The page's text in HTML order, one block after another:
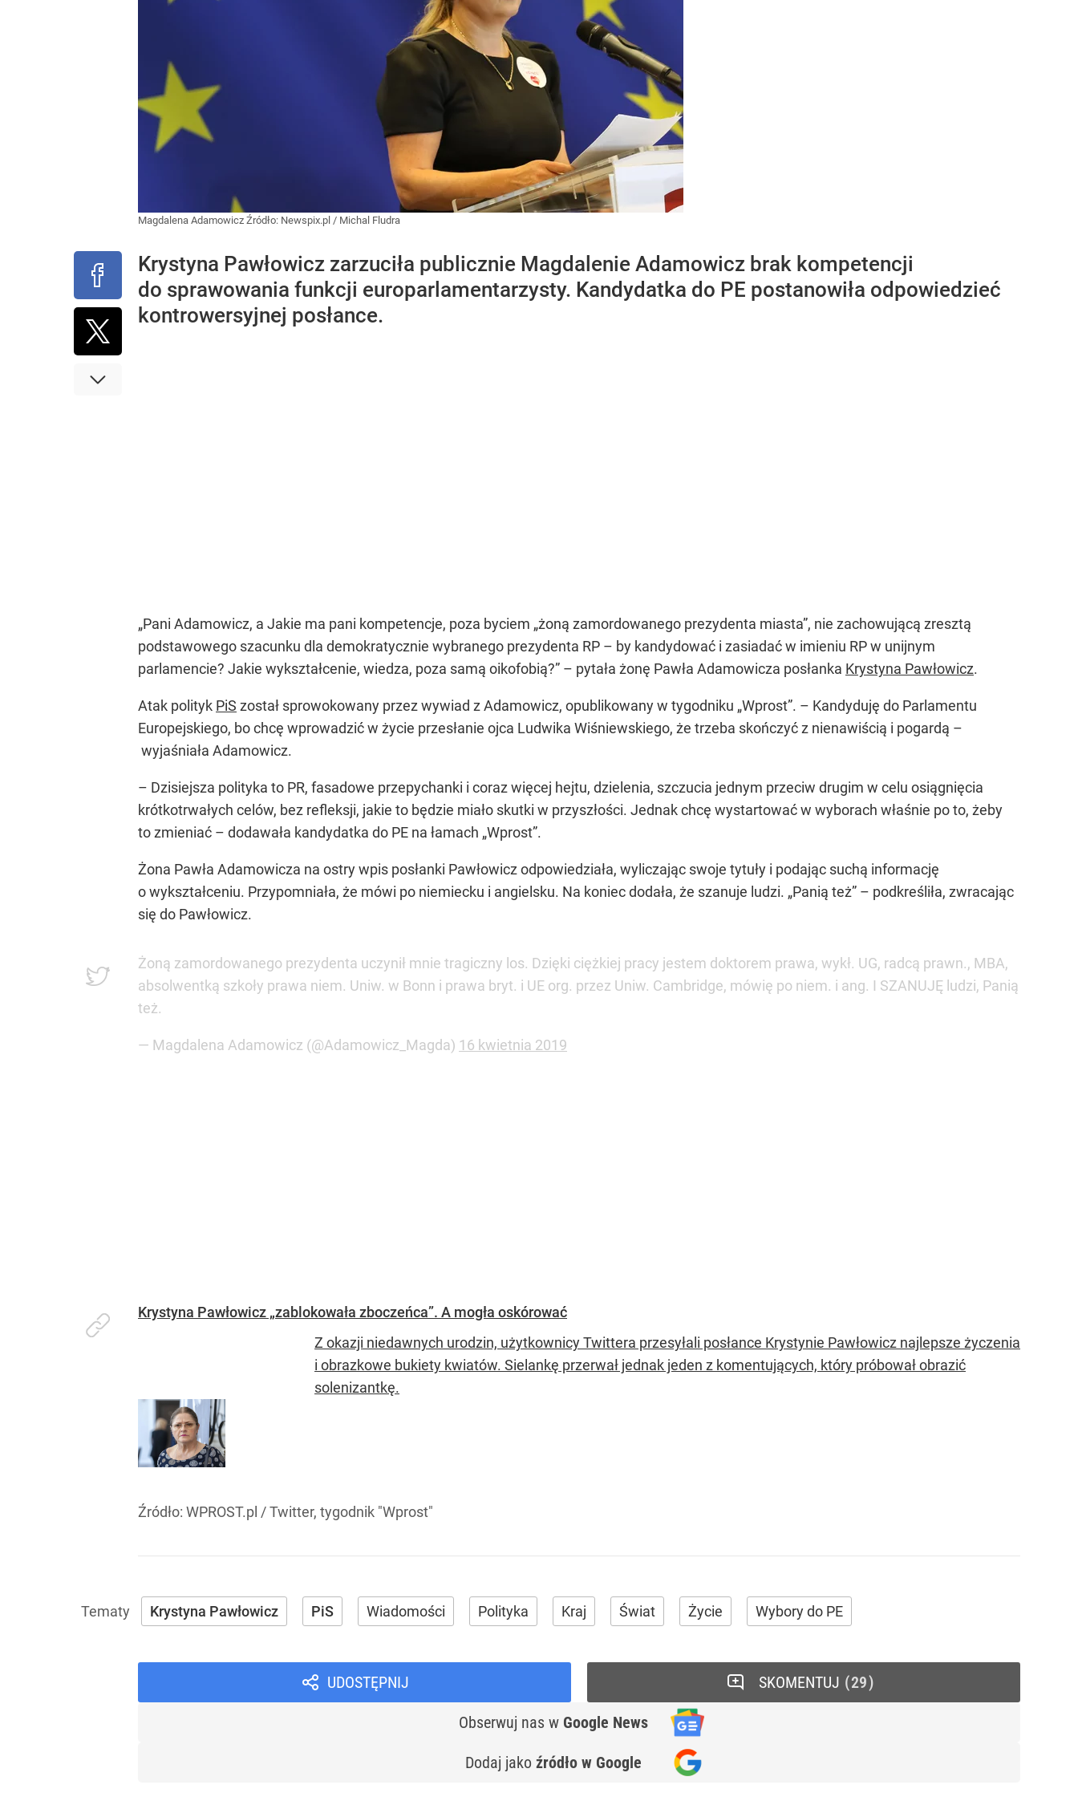
Magdalena Adamowicz Źródło: Newspix.pl / Michal Fludra
Krystyna Pawłowicz zarzuciła publicznie Magdalenie Adamowicz brak kompetencji
do sprawowania funkcji europarlamentarzysty. Kandydatka do PE postanowiła odpowiedzieć
kontrowersyjnej posłance.
„Pani Adamowicz, a Jakie ma pani kompetencje, poza byciem „żoną zamordowanego prezydenta miasta”, nie zachowującą zresztą
podstawowego szacunku dla demokratycznie wybranego prezydenta RP – by kandydować i zasiadać w imieniu RP w unijnym
parlamencie? Jakie wykształcenie, wiedza, poza samą oikofobią?” – pytała żonę Pawła Adamowicza posłanka Krystyna Pawłowicz.
Atak polityk PiS został sprowokowany przez wywiad z Adamowicz, opublikowany w tygodniku „Wprost”. – Kandyduję do Parlamentu
Europejskiego, bo chcę wprowadzić w życie przesłanie ojca Ludwika Wiśniewskiego, że trzeba skończyć z nienawiścią i pogardą –
wyjaśniała Adamowicz.
– Dzisiejsza polityka to PR, fasadowe przepychanki i coraz więcej hejtu, dzielenia, szczucia jednym przeciw drugim w celu osiągnięcia
krótkotrwałych celów, bez refleksji, jakie to będzie miało skutki w przyszłości. Jednak chcę wystartować w wyborach właśnie po to, żeby
to zmieniać – dodawała kandydatka do PE na łamach „Wprost”.
Żona Pawła Adamowicza na ostry wpis posłanki Pawłowicz odpowiedziała, wyliczając swoje tytuły i podając suchą informację
o wykształceniu. Przypomniała, że mówi po niemiecku i angielsku. Na koniec dodała, że szanuje ludzi. „Panią też” – podkreśliła, zwracając
się do Pawłowicz.
Żoną zamordowanego prezydenta uczynił mnie tragiczny los. Dzięki ciężkiej pracy jestem doktorem prawa, wykł. UG, radcą prawn., MBA,
absolwentką szkoły prawa niem. Uniw. w Bonn i prawa bryt. i UE org. przez Uniw. Cambridge, mówię po niem. i ang. I SZANUJĘ ludzi, Panią
też.
— Magdalena Adamowicz (@Adamowicz_Magda) 16 kwietnia 2019
Krystyna Pawłowicz „zablokowała zboczeńca”. A mogła oskórować
Z okazji niedawnych urodzin, użytkownicy Twittera przesyłali posłance Krystynie Pawłowicz najlepsze życzenia
i obrazkowe bukiety kwiatów. Sielankę przerwał jednak jeden z komentujących, który próbował obrazić
solenizantkę.
Źródło: WPROST.pl /Twitter, tygodnik "Wprost"
Krystyna Pawłowicz PiS Wiadomości Polityka Kraj Świat Życie Wybory do PE
UDOSTĘPNIJ
Obserwuj nas w Google News
Dodaj jako źródło w Google
SKOMENTUJ 29